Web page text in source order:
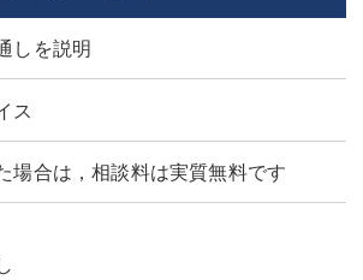
しを説明
ス
場合は，相談料は実質無料です